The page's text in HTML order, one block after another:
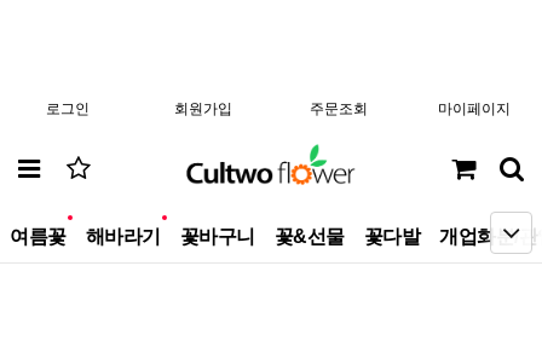
로그인 회원가입 주문조회 마이페이지
여름꽃 해바라기 꽃바구니 꽃&선물 꽃다발 개업화분/